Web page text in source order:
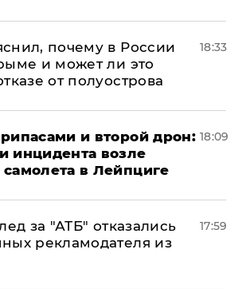
почему в России
и может ли это
от полуострова
18:33
и второй дрон:
инцидента возле
самолета в Лейпциге
18:09
за "АТБ" отказались
рекламодателя из
17:59